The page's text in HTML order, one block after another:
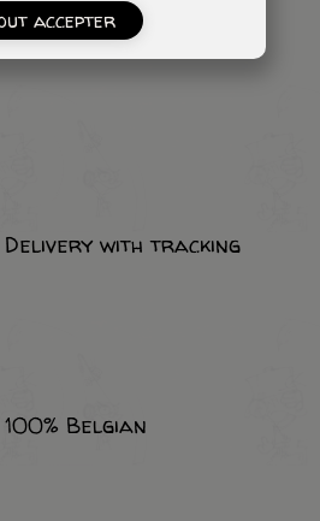
cart
Delivery with tracking
100% Belgian
accepter